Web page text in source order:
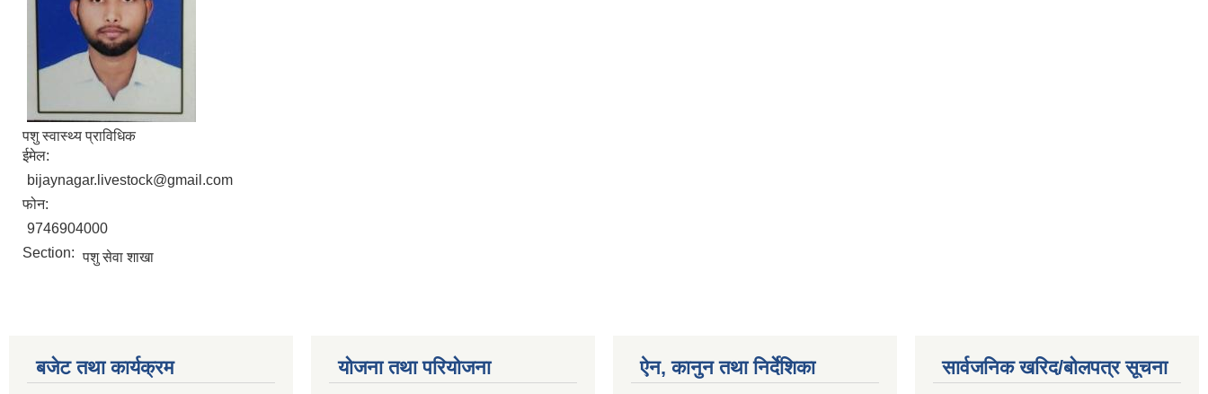
पशु स्वास्थ्य प्राविधिक
ईमेल:
bijaynagar.livestock@gmail.com
फोन:
9746904000
Section: पशु सेवा शाखा
बजेट तथा कार्यक्रम योजना तथा परियोजना ऐन, कानुन तथा निर्देशिका सार्वजनिक खरिद/बोलपत्र सूचना